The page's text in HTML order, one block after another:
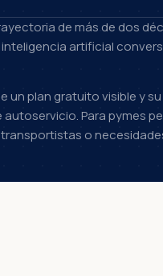
de más de dos
artificial
un plan gratuito visible y su
Para pymes
o